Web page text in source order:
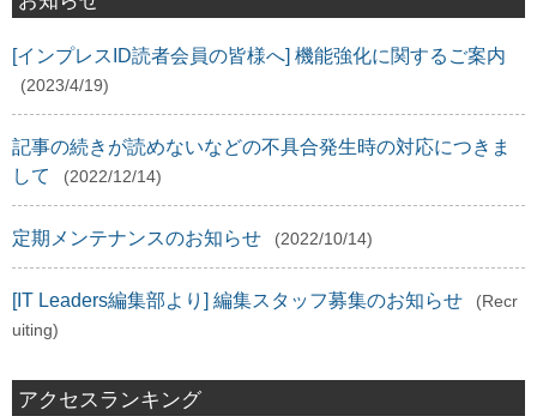
[インプレスID読者会員の皆様へ] 機能強化に関するご案内
(2023/4/19)
記事の続きが読めないなどの不具合発生時の対応につきま
して
(2022/12/14)
定期メンテナンスのお知らせ (2022/10/14)
[IT Leaders編集部より] 編集スタッフ募集のお知らせ
(Recr
uiting)
アクセスランキング